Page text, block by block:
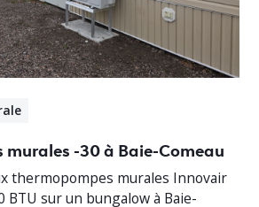
murales -30 à Baie-Comeau
thermopompes murales Innovair
BTU sur un bungalow à Baie-